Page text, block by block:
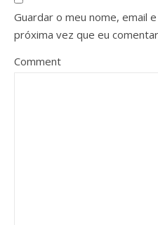
Guardar o meu nome, email
próxima vez que eu
Comment